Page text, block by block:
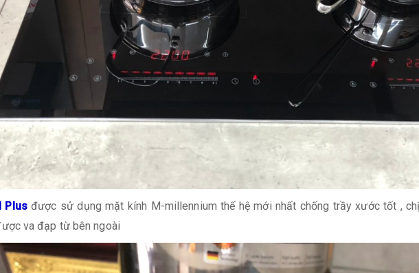
Plusđược sử dụng mặt kính M-millennium thế hệ mới nhất chống trầy xước tốt ,
va đạp từ bên ngoài